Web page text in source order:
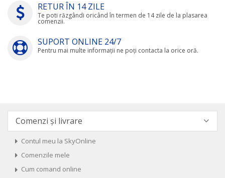
RETUR ÎN 14 ZILE
Te poti răzgândi oricând în termen de 14 zile de la plasarea
comenzii.
SUPORT ONLINE 24/7
Pentru mai multe informații ne poți contacta la orice oră.
Comenzi și livrare
Contul meu la SkyOnline
Comenzile mele
Cum comand online